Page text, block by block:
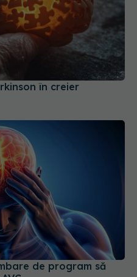
în creier
de program să